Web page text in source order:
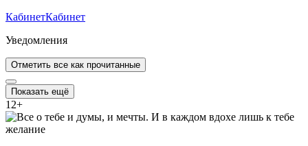
КабинетКабинет
Уведомления
Отметить все как прочитанные
Показать ещё
12+